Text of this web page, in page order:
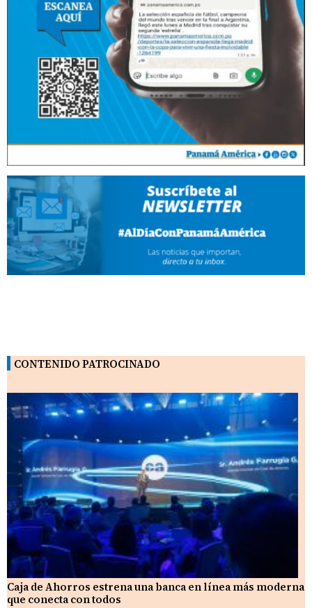
CONTENIDO PATROCINADO
Caja de Ahorros estrena una banca en línea más moderna
que conecta con todos